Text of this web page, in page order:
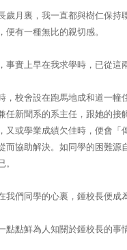
歲月裏，我一直都與樹仁保
便有一種無比的親切感。
事實上早在我求學時，已從這
，校舍設在跑馬地成和道一幢
任新聞系的系主任，跟她的
又或學業成績欠佳時，便會
而協助解決。如同學的困難
。
我們同學的心裏，鍾校長便成
點點鮮為人知關於鍾校長的事